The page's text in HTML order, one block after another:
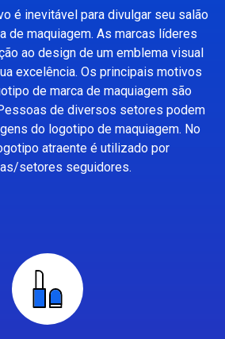
é inevitável para divulgar seu salão
de maquiagem. As marcas líderes
ao design de um emblema visual
excelência. Os principais motivos
de marca de maquiagem são
de diversos setores podem
do logotipo de maquiagem. No
atraente é utilizado por
setores seguidores.